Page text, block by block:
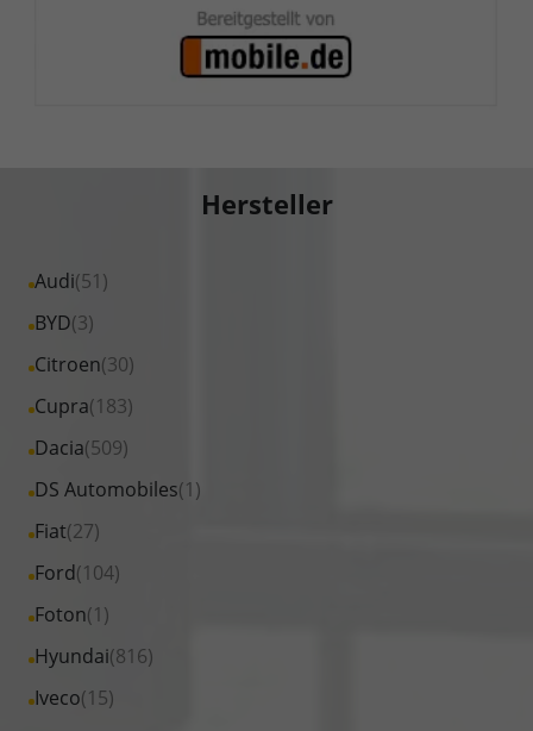
Hersteller
Audi(51)
Alle
Fahrzeuge
Audi
anzeigen
BYD(3)
Alle
Fahrzeuge
BYD
anzeigen
Citroen(30)
Alle
Fahrzeuge
Citroen
anzeigen
Cupra(183)
Alle
Fahrzeuge
Cupra
anzeigen
Dacia(509)
Alle
Fahrzeuge
Dacia
anzeigen
DS Automobiles(1)
Alle
Fahrzeuge
DS
Automobiles
anzeigen
Fiat(27)
Alle
Fahrzeuge
Fiat
anzeigen
Ford(104)
Alle
Fahrzeuge
Ford
anzeigen
Foton(1)
Alle
Fahrzeuge
Foton
Hyundai(816)
Alle
Fahrzeuge
Iveco(15)
Alle